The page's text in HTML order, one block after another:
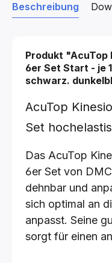
Beschreibung
Produkt "AcuTop
6er Set Start - je
schwarz.
AcuTop
Set
Das AcuTop
6er Set von
dehnbar und
sich optimal an
anpasst. Seine
sorgt für einen